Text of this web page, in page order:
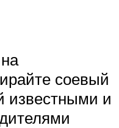
соевый
известными и